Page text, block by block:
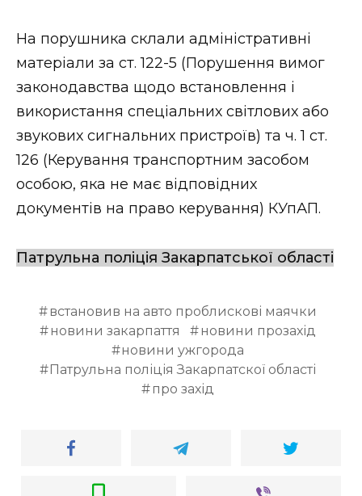
ВІДЕО
На порушника склали адміністративні
матеріали за ст. 122-5 (Порушення вимог
законодавства щодо встановлення і
використання спеціальних світлових або
звукових сигнальних пристроїв) та ч. 1 ст.
126 (Керування транспортним засобом
особою, яка не має відповідних
документів на право керування) КУпАП.
Патрульна поліція Закарпатської області
встановив на авто проблискові маячки
новини закарпаття
новини прозахід
новини ужгорода
Патрульна поліція Закарпатскої області
про захід